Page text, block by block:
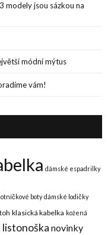
modely jsou sázkou na
módní mýtus
vám!
dámské espadrilky
boty dámské lodičky
klasická kabelka kožená
listonoška novinky